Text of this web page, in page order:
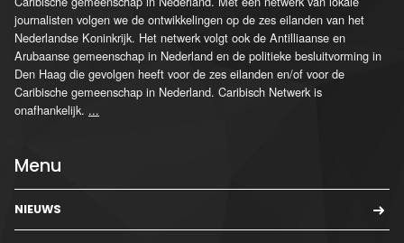
journalisten volgen we de ontwikkelingen op de zes eilanden van het
Nederlandse Koninkrijk. Het netwerk volgt ook de Antilliaanse en
Arubaanse gemeenschap in Nederland en de politieke besluitvorming in
Den Haag die gevolgen heeft voor de zes eilanden en/of voor de
Caribische gemeenschap in Nederland. Caribisch Netwerk is
onafhankelijk. ...
Menu
NIEUWS